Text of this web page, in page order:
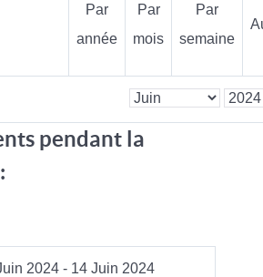
Par
année
Par
mois
Par
semaine
pendant la
2024 - 14 Juin 2024